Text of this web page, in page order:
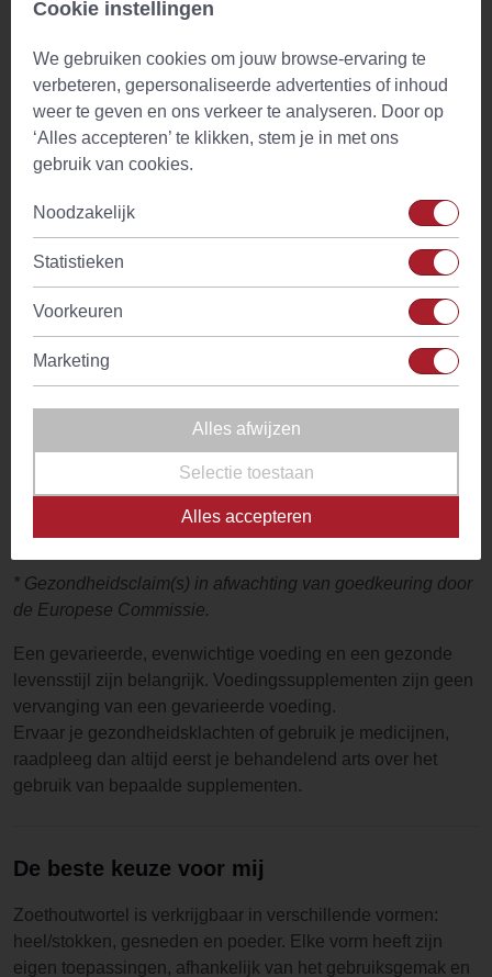
suikers
Natuurlijke
ingredienten
Ja
Waarschuwing
Bevat zoethout - mensen met hoge
bloeddruk dienen overmatig gebruik te
vermijden. Niet gebruiken tijdens de
Gezondheidsclaims
Zoethout wortel (MEER dan 100 mg glycyrrinezuur)
Is goed voor een normale maagfunctie*
Draagt bij aan de normale werking van de
Heeft een positieve invloed op de werking van het
zenuwstelsel*
* Gezondheidsclaim(s) in afwachting van goedkeuring door
de Europese Commissie.
Een gevarieerde, evenwichtige voeding en een gezonde
levensstijl zijn belangrijk. Voedingssupplementen zijn geen
vervanging van een gevarieerde voeding.
Ervaar je gezondheidsklachten of gebruik je medicijnen,
raadpleeg dan altijd eerst je behandelend arts over het
gebruik van bepaalde supplementen.
De beste keuze voor mij
Zoethoutwortel is verkrijgbaar in verschillende vormen:
heel/stokken, gesneden en poeder. Elke vorm heeft zijn
eigen toepassingen, afhankelijk van het gebruiksgemak en
Cookie instellingen
We gebruiken cookies om jouw browse-ervaring te
verbeteren, gepersonaliseerde advertenties of inhoud
weer te geven en ons verkeer te analyseren. Door op
‘Alles accepteren’ te klikken, stem je in met ons
gebruik van cookies.
Noodzakelijk
Statistieken
Voorkeuren
Marketing
Alles afwijzen
Selectie toestaan
Alles accepteren